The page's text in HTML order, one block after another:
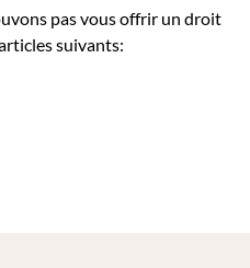
pas vous offrir un droit
suivants: